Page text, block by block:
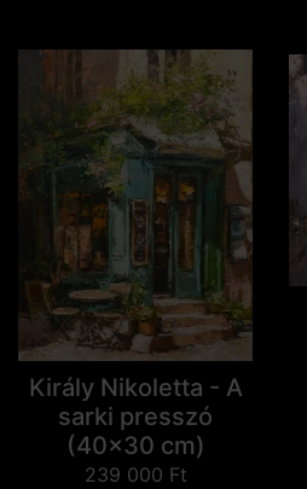
Király Nikoletta - A
sarki presszó
(40x30 cm)
239 000 Ft